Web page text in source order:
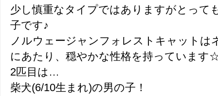
少し慎重なタイプではありますがとって
子です♪
ノルウェージャンフォレストキャットは
にあたり、穏やかな性格を持っています
2匹目は…
柴犬(6/10生まれ)の男の子！